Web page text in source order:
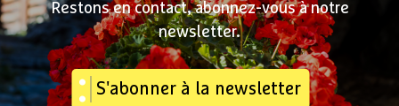
Restons en contact, abonnez-vous à notre
newsletter.
S'abonner à la newsletter